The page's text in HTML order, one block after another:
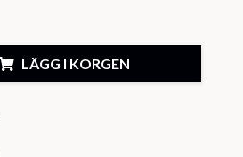
LÄGG I KORGEN